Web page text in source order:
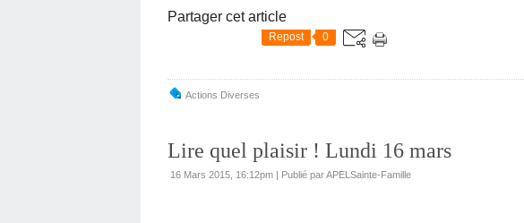
Partager cet article
Repost 0
Actions Diverses
Lire quel plaisir ! Lundi 16 mars
16 Mars 2015, 16:12pm | Publié par APELSainte-Famille